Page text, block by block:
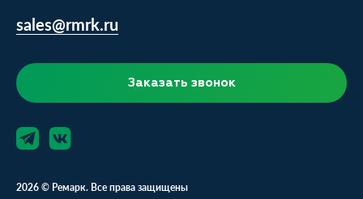
sales@rmrk.ru
Заказать звонок
2026 © Ремарк. Все права защищены